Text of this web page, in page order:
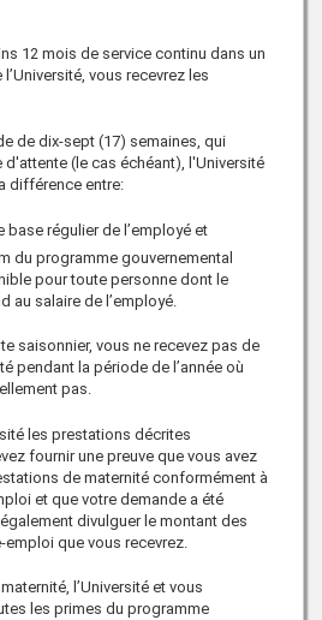
12 mois de service continu dans un
vous recevrez les
de dix-sept (17) semaines, qui
(le cas échéant), l'Université
différence entre:
base régulier de l’employé et
du programme gouvernemental
pour toute personne dont le
au salaire de l’employé.
saisonnier, vous ne recevez pas de
pendant la période de l’année où
pas.
les prestations décrites
fournir une preuve que vous avez
de maternité conformément à
et que votre demande a été
divulguer le montant des
que vous recevrez.
l’Université et vous
les primes du programme